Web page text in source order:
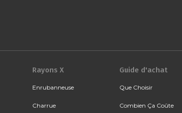
Rayons X
Enrubanneuse
Charrue
Guide d'achat
Que Choisir
Combien Ça Coûte